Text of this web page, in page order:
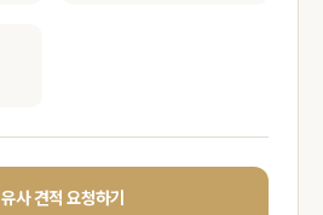
유사 견적 요청하기